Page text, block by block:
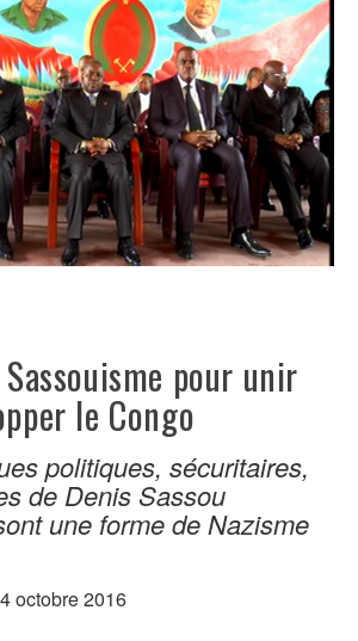
pour unir
le Congo
politiques, sécuritaires,
de Denis Sassou
une forme de Nazisme
octobre 2016